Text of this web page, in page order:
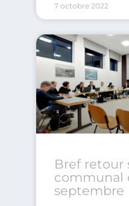
7 octobre 2022
Bref retour
communal
septembre